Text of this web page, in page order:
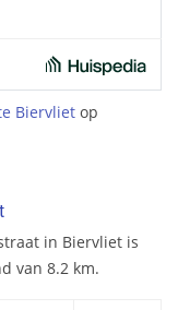
Biervliet op
in Biervliet is
van 8.2 km.